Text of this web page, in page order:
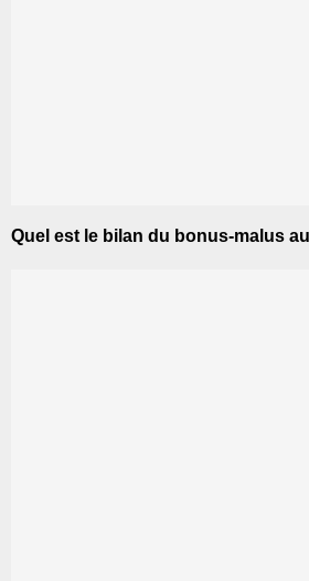
Quel est le bilan du bonus-malus